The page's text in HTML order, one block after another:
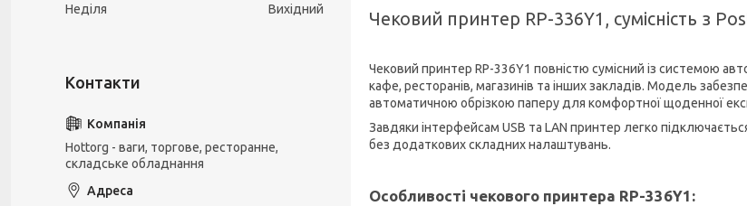
Чековий принтер RP-336Y1, сумісність з
Чековий принтер RP-336Y1 повністю сумісний із системою
кафе, ресторанів, магазинів та інших закладів. Модель
автоматичною обрізкою паперу для комфортної щоденної
Завдяки інтерфейсам USB та LAN принтер легко
без додаткових складних налаштувань.
Особливості чекового принтера RP-336Y1:
Неділя
Вихідний
Hottorg - ваги, торгове, ресторанне,
складське обладнання